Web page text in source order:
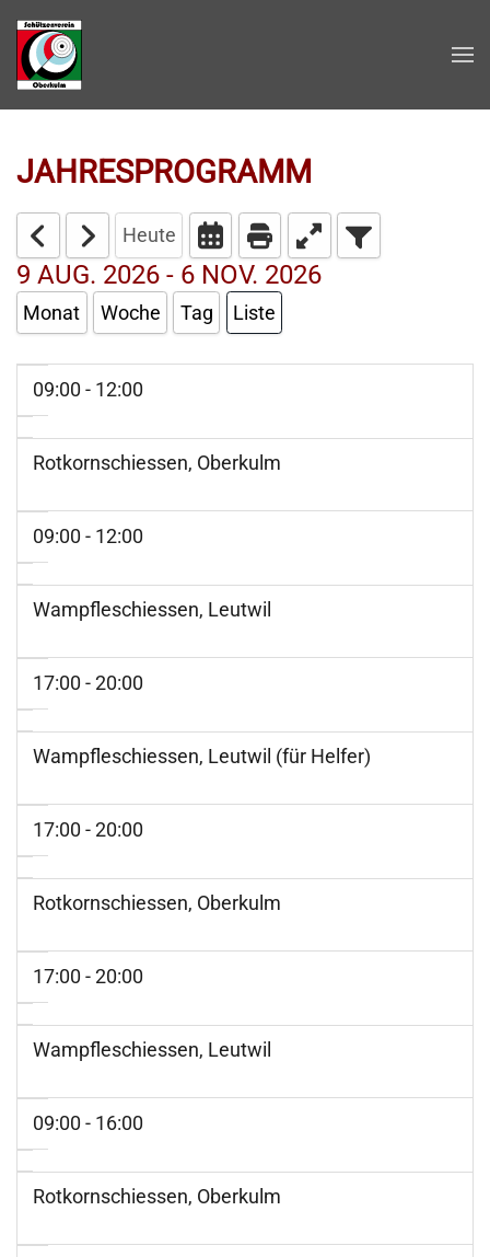
Zum Hauptinhalt springen
JAHRESPROGRAMM
Heute
9 AUG. 2026 - 6 NOV. 2026
Monat Woche Tag Liste
09:00 - 12:00
Rotkornschiessen, Oberkulm
09:00 - 12:00
Wampfleschiessen, Leutwil
17:00 - 20:00
Wampfleschiessen, Leutwil (für Helfer)
17:00 - 20:00
Rotkornschiessen, Oberkulm
17:00 - 20:00
Wampfleschiessen, Leutwil
09:00 - 16:00
Rotkornschiessen, Oberkulm